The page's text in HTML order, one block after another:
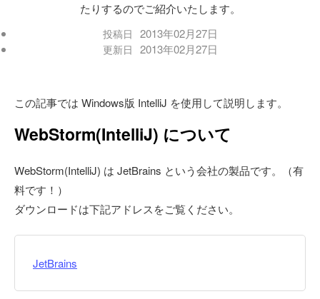
たりするのでご紹介いたします。
投稿日 2013年02月27日
更新日 2013年02月27日
この記事では Windows版 IntelliJ を使用して説明します。
WebStorm(IntelliJ) について
WebStorm(IntelliJ) は JetBrains という会社の製品です。（有
料です！）
ダウンロードは下記アドレスをご覧ください。
JetBrains